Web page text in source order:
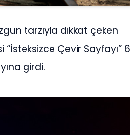
tarzıyla dikkat çeken
“İsteksizce Çevir Sayfayı” 6
girdi.